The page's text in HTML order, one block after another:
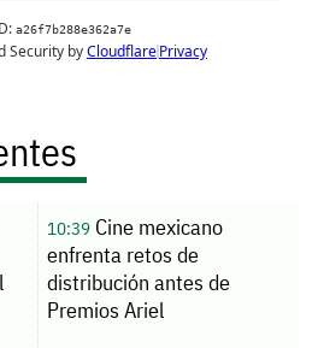
10:39Cine mexicano
enfrenta retos de
distribución antes de
Premios Ariel